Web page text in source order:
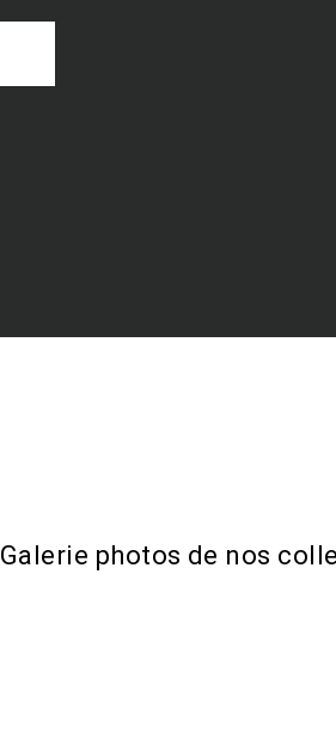
Galerie photos de nos